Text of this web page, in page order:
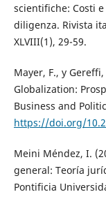
scientifiche: Costi
diligenza. Rivista
XLVIII(1), 29-59.
Mayer, F., y
Globalization:
Business and
https://doi.org/
Meini Méndez, I.
general: Teoría
Pontificia